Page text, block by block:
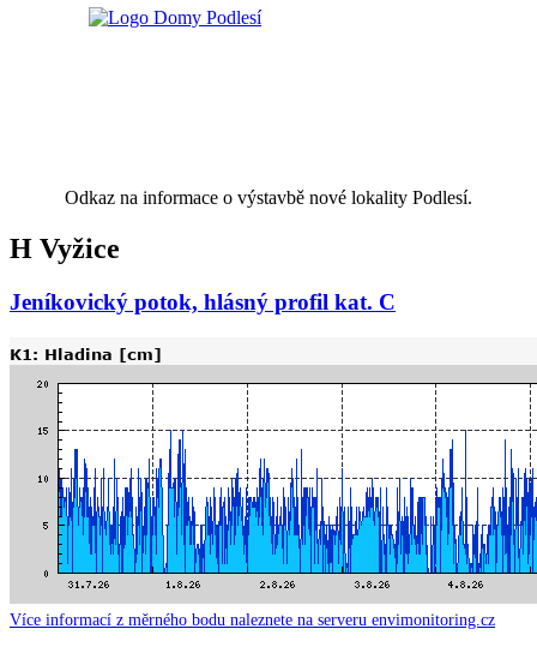
Odkaz na informace o výstavbě nové lokality Podlesí.
H Vyžice
Jeníkovický potok, hlásný profil kat. C
Více informací z měrného bodu naleznete na serveru envimonitoring.cz